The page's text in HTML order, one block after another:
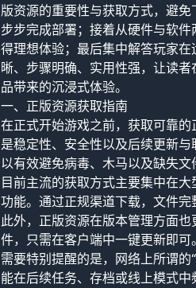
版资源的重要性与获取方式，避
步步完成部署；接着从硬件与软
得理想体验；最后集中解答玩家
晰、步骤明确、实用性强，让读
品带来的沉浸式体验。
一、正版资源获取指南
在正式开始游戏之前，获取可靠
是稳定性、安全性以及后续更新
以有效避免病毒、木马以及缺失文
目前主流的获取方式主要集中在
功能。通过正规渠道下载，文件完
此外，正版资源在版本管理方面
件，只需在客户端中一键更新即可
需要特别提醒的是，网络上所谓
能在后续任务、存档或线上模式中